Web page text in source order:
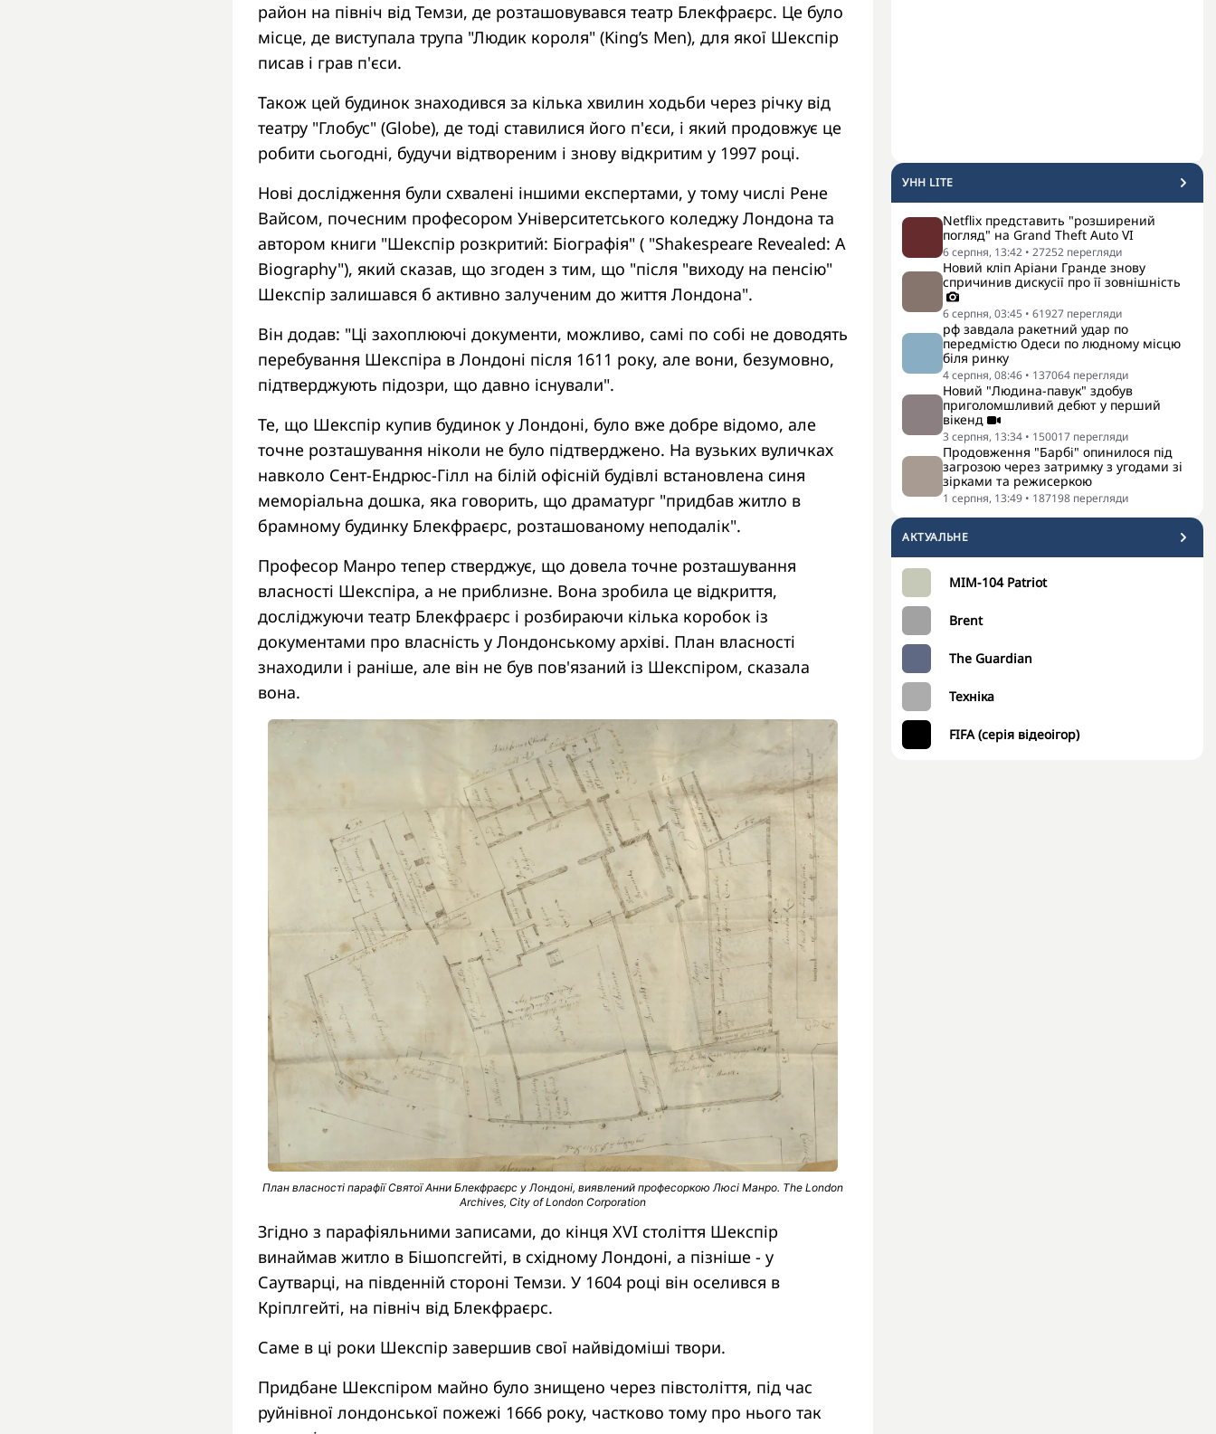
УНН LITE
Netflix представить "розширений
погляд" на Grand Theft Auto VI
6 серпня, 13:42 • 27252 перегляди
Новий кліп Аріани Гранде знову
спричинив дискусії про її зовнішність
6 серпня, 03:45 • 61927 перегляди
рф завдала ракетний удар по
передмістю Одеси по людному місцю
біля ринку
4 серпня, 08:46 • 137064 перегляди
Новий "Людина-павук" здобув
приголомшливий дебют у перший
вікенд
3 серпня, 13:34 • 150017 перегляди
Продовження "Барбі" опинилося під
загрозою через затримку з угодами зі
зірками та режисеркою
1 серпня, 13:49 • 187198 перегляди
АКТУАЛЬНЕ
MIM-104 Patriot
Brent
The Guardian
Техніка
FIFA (серія відеоігор)
район на північ від Темзи, де розташовувався театр Блекфраєрс. Це було
місце, де виступала трупа "Людик короля" (King’s Men), для якої Шекспір ​​
писав і грав п'єси.
Також цей будинок знаходився за кілька хвилин ходьби через річку від
театру "Глобус" (Globe), де тоді ставилися його п'єси, і який продовжує це
робити сьогодні, будучи відтвореним і знову відкритим у 1997 році.
Нові дослідження були схвалені іншими експертами, у тому числі Рене
Вайсом, почесним професором Університетського коледжу Лондона та
автором книги "Шекспір розкритий: Біографія" ( "Shakespeare Revealed: A
Biography"), який сказав, що згоден з тим, що "після "виходу на пенсію"
Шекспір ​​залишався б активно залученим до життя Лондона".
Він додав: "Ці захоплюючі документи, можливо, самі по собі не доводять
перебування Шекспіра в Лондоні після 1611 року, але вони, безумовно,
підтверджують підозри, що давно існували".
Те, що Шекспір ​​купив будинок у Лондоні, було вже добре відомо, але
точне розташування ніколи не було підтверджено. На вузьких вуличках
навколо Сент-Ендрюс-Гілл на білій офісній будівлі встановлена ​​синя
меморіальна дошка, яка говорить, що драматург "придбав житло в
брамному будинку Блекфраєрс, розташованому неподалік".
Професор Манро тепер стверджує, що довела точне розташування
власності Шекспіра, а не приблизне. Вона зробила це відкриття,
досліджуючи театр Блекфраєрс і розбираючи кілька коробок із
документами про власність у Лондонському архіві. План власності
знаходили і раніше, але він не був пов'язаний із Шекспіром, сказала
вона.
План власності парафії Святої Анни Блекфраєрс у Лондоні, виявлений професоркою Люсі Манро. The London
Archives, City of London Corporation
Згідно з парафіяльними записами, до кінця XVI століття Шекспір ​​
винаймав житло в Бішопсгейті, в східному Лондоні, а пізніше - у
Саутварці, на південній стороні Темзи. У 1604 році він оселився в
Кріплгейті, на північ від Блекфраєрс.
Саме в ці роки Шекспір ​​завершив свої найвідоміші твори.
Придбане Шекспіром майно було знищено через півстоліття, під час
руйнівної лондонської пожежі 1666 року, частково тому про нього так